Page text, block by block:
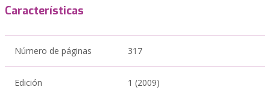
Características
Número de páginas 317
Edición 1 (2009)